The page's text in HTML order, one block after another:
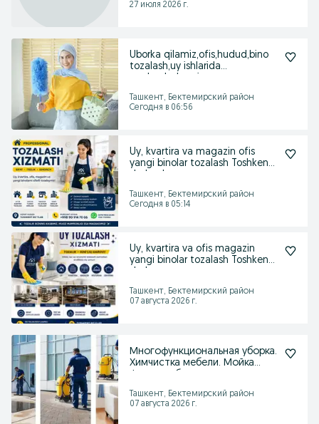
27 июля 2026 г.
Uborka qilamiz,ofis,hudud,bino
tozalash,uy ishlarida
Ташкент, Бектемирский район
Сегодня в 06:56
Uy, kvartira va magazin ofis
yangi binolar tozalash Toshkent
Ташкент, Бектемирский район
Сегодня в 05:14
Uy, kvartira va ofis magazin
yangi binolar tozalash Toshkent
Ташкент, Бектемирский район
07 августа 2026 г.
Многофункциональная уборка.
Химчистка мебели. Мойка
Ташкент, Бектемирский район
07 августа 2026 г.